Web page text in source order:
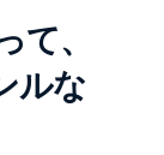
て、
ルな